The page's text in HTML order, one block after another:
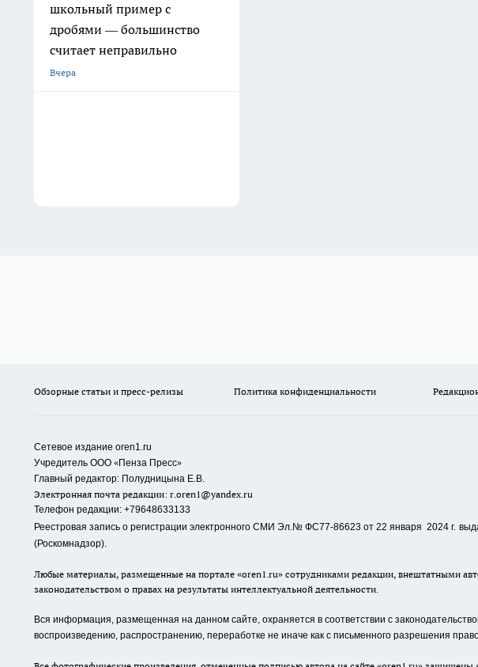
школьный пример с
дробями — большинство
считает неправильно
Вчера
Обзорные статьи и пресс-релизы Политика конфиденциальности
Сетевое издание oren1.ru
Учредитель ООО «Пенза Пресс»
Главный редактор: Полудницына Е.В.
Электронная почта редакции: r.oren1@yandex.ru
Телефон редакции: +79648633133
Реестровая запись о регистрации электронного СМИ Эл.№ ФС77-86623 от 22 января 2024 г.
(Роскомнадзор).
Любые материалы, размещенные на портале «oren1.ru» сотрудниками редакции, внештатными
законодательством о правах на результаты интеллектуальной деятельности.
Вся информация, размещенная на данном сайте, охраняется в соответствии с
воспроизведению, распространению, переработке не иначе как с письменного разрешения